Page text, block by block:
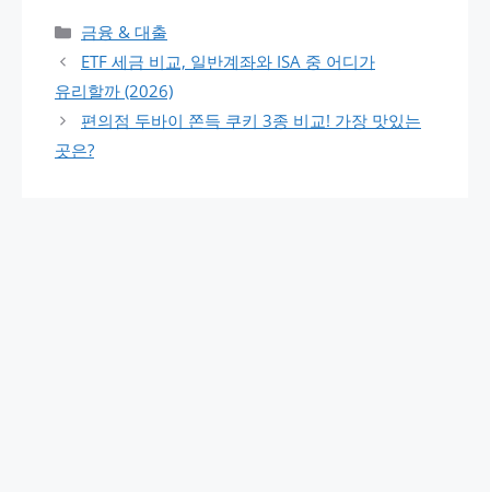
카테고리
금융 & 대출
ETF 세금 비교, 일반계좌와 ISA 중 어디가
유리할까 (2026)
편의점 두바이 쫀득 쿠키 3종 비교! 가장 맛있는
곳은?